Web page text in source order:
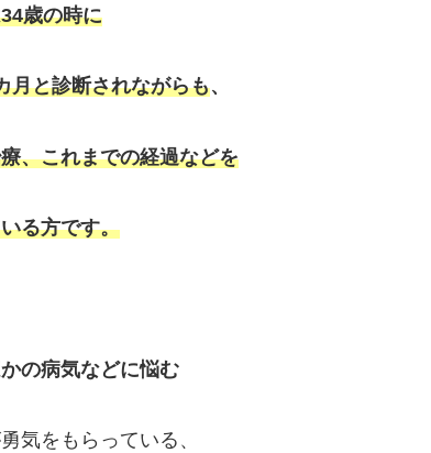
歳の時に
月と診断されながらも、
、これまでの経過などを
る方です。
の病気などに悩む
気をもらっている、